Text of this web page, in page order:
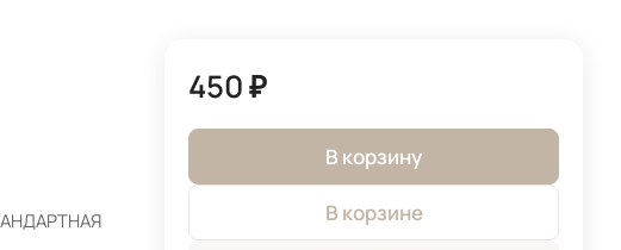
450 ₽
В корзину
В корзине